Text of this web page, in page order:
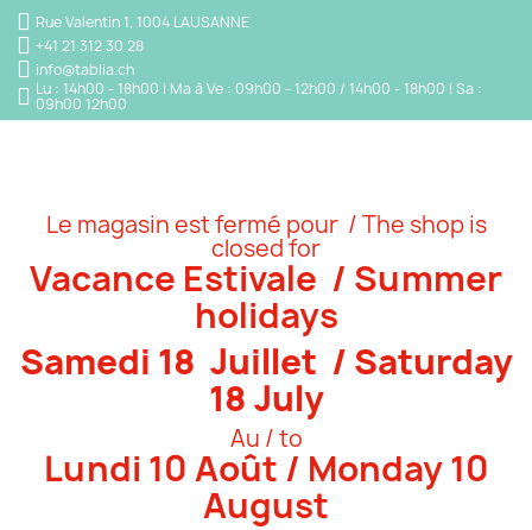
Rue Valentin 1, 1004 LAUSANNE
+41 21 312 30 28
info@tablia.ch
Lu : 14h00 - 18h00 | Ma à Ve : 09h00 - 12h00 / 14h00 - 18h00 | Sa :
09h00 12h00
Le magasin est fermé pour / The shop is
closed for
Vacance Estivale / Summer
holidays
Samedi 18 Juillet / Saturday
18 July
Au / to
Lundi 10 Août / Monday 10
August